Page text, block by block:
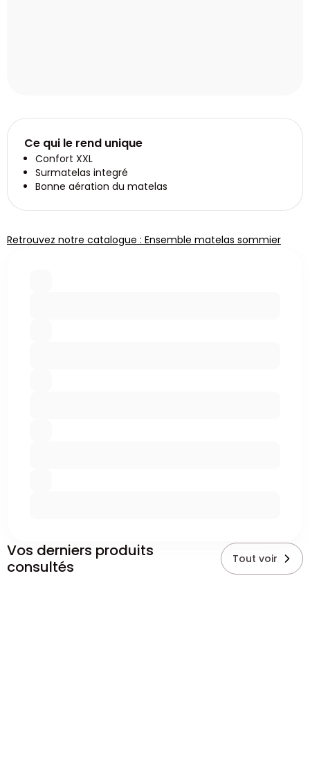
Ce qui le rend unique
Confort XXL
Surmatelas integré
Bonne aération du matelas
Retrouvez notre catalogue : Ensemble matelas sommier
Vos derniers produits
consultés
Tout voir